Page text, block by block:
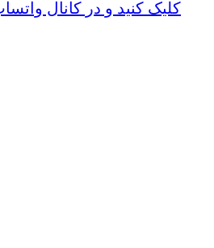
کلیک کنید و در کانال